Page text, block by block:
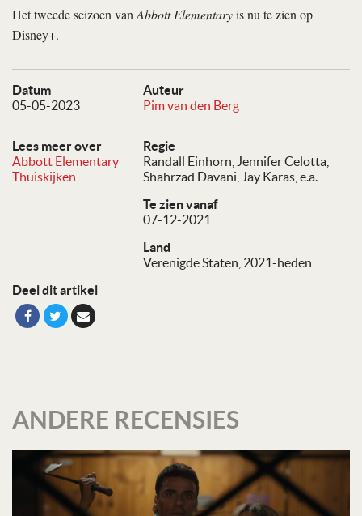
Datum
05-05-2023
Auteur
Pim van den Berg
Lees meer over
Abbott Elementary
Thuiskijken
Regie
Randall Einhorn Jennifer Celotta
Shahrzad Davani Jay Karas e.a.
Te zien vanaf
07-12-2021
Land
Verenigde Staten, 2021-heden
Deel dit artikel
Het tweede seizoen van Abbott Elementaryis nu te zien op
Disney+.
ANDERE RECENSIES